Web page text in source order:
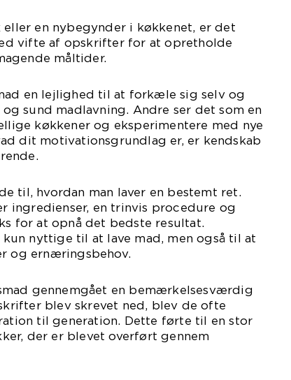
eller en nybegynder i køkkenet, er det
vifte af opskrifter for at opretholde
måltider.
en lejlighed til at forkæle sig selv og
sund madlavning. Andre ser det som en
køkkener og eksperimentere med nye
dit motivationsgrundlag er, er kendskab
til, hvordan man laver en bestemt ret.
ingredienser, en trinvis procedure og
for at opnå det bedste resultat.
nyttige til at lave mad, men også til at
og ernæringsbehov.
gennemgået en bemærkelsesværdig
blev skrevet ned, blev de ofte
til generation. Dette førte til en stor
der er blevet overført gennem